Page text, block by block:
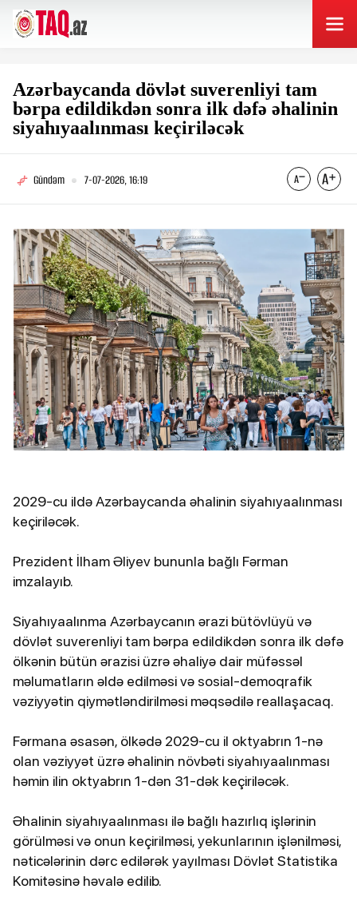
Azərbaycanda dövlət suverenliyi tam
bərpa edildikdən sonra ilk dəfə əhalinin
siyahıyaalınması keçiriləcək
Gündəm 7-07-2026, 16:19
2029-cu ildə Azərbaycanda əhalinin siyahıyaalınması
keçiriləcək.
Prezident İlham Əliyev bununla bağlı Fərman
imzalayıb.
Siyahıyaalınma Azərbaycanın ərazi bütövlüyü və
dövlət suverenliyi tam bərpa edildikdən sonra ilk dəfə
ölkənin bütün ərazisi üzrə əhaliyə dair müfəssəl
məlumatların əldə edilməsi və sosial-demoqrafik
vəziyyətin qiymətləndirilməsi məqsədilə reallaşacaq.
Fərmana əsasən, ölkədə 2029-cu il oktyabrın 1-nə
olan vəziyyət üzrə əhalinin növbəti siyahıyaalınması
həmin ilin oktyabrın 1-dən 31-dək keçiriləcək.
Əhalinin siyahıyaalınması ilə bağlı hazırlıq işlərinin
görülməsi və onun keçirilməsi, yekunlarının işlənilməsi,
nəticələrinin dərc edilərək yayılması Dövlət Statistika
Komitəsinə həvalə edilib.